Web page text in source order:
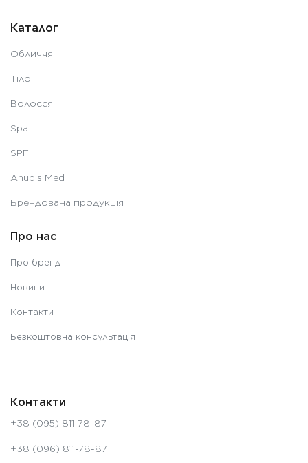
Каталог
Обличчя
Тіло
Волосся
Spa
SPF
Anubis Med
Брендована продукція
Про нас
Про бренд
Новини
Контакти
Безкоштовна консультація
Контакти
+38 (095) 811-78-87
+38 (096) 811-78-87